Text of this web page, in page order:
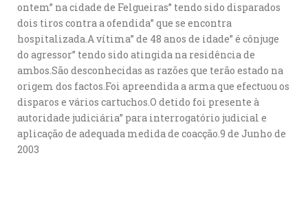
ontem” na cidade de Felgueiras” tendo sido disparados
dois tiros contra a ofendida” que se encontra
hospitalizada.A vítima” de 48 anos de idade” é cônjuge
do agressor” tendo sido atingida na residência de
ambos.São desconhecidas as razões que terão estado na
origem dos factos.Foi apreendida a arma que efectuou os
disparos e vários cartuchos.O detido foi presente à
autoridade judiciária” para interrogatório judicial e
aplicação de adequada medida de coacção.9 de Junho de
2003